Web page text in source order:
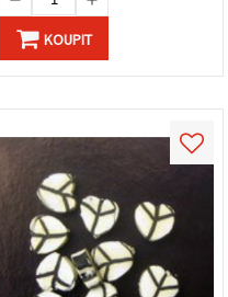
KOUPIT